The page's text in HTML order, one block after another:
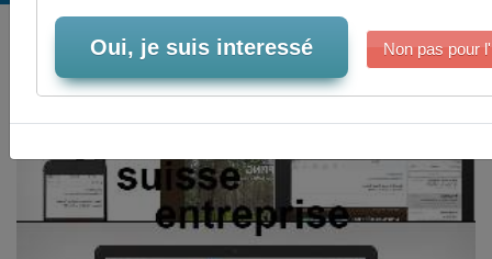
Oui, je suis interessé Non pas pour